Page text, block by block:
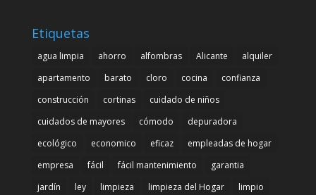
Etiquetas
agua limpia ahorro alfombras Alicante
alquiler
apartamento
barato cloro cocina
confianza
construcción
cortinas
cuidado de niños
cuidados de mayores
cómodo
depuradora
ecológico
economico eficaz
empleadas de hogar
empresa
fácil fácil mantenimiento
garantia
jardín
ley limpieza limpieza del Hogar
limpio